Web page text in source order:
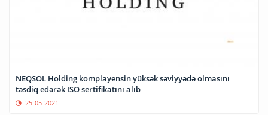
NEQSOL Holding komplayensin yüksək səviyyədə olmasını
təsdiq edərək ISO sertifikatını alıb
25-05-2021